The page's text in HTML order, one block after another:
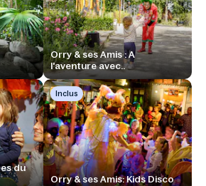
Orry & ses Amis : A
l'aventure avec..
du
Inclus
Orry & ses Amis: Kids Disco